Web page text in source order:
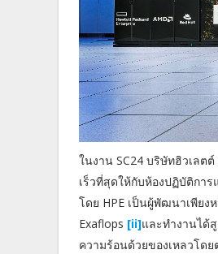
ในงาน SC24 บริษัทฮิวเลต
เร็วที่สุดให้กับห้องปฏิบัติกา
โดย HPE เป็นผู้พัฒนาเพียง
Exaflops [ii]และทำงานได้
ความร้อนด้วยของเหลวโด